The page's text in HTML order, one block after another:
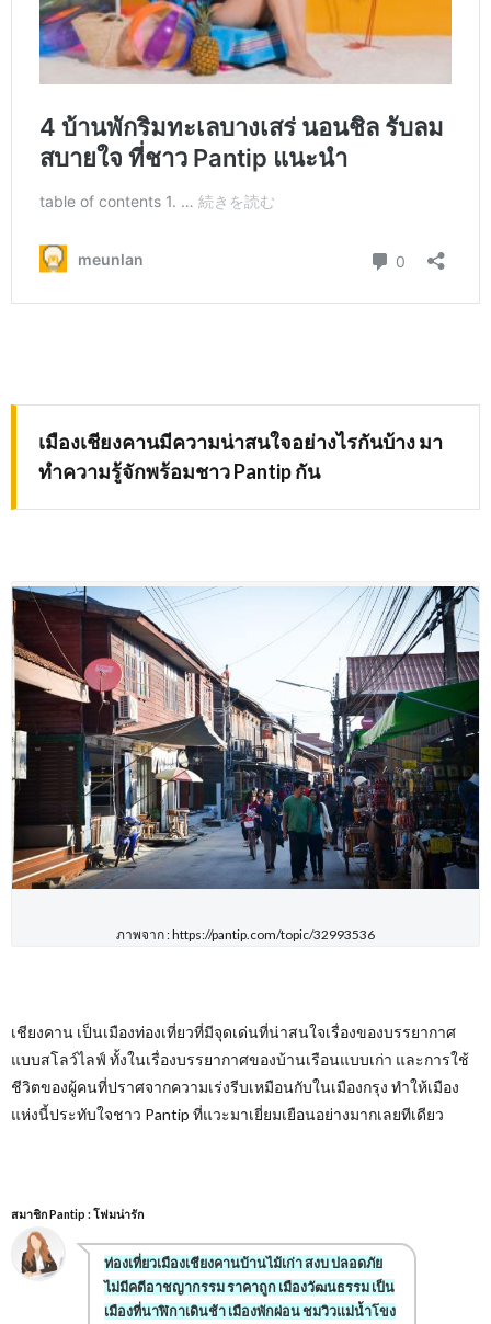
เมืองเชียงคานมีความน่าสนใจอย่างไรกันบ้าง มา
ทำความรู้จักพร้อมชาวPantipกัน
ภาพจาก : https://pantip.com/topic/32993536
เชียงคาน เป็นเมืองท่องเที่ยวที่มีจุดเด่นที่น่าสนใจเรื่องของบรรยากาศ
แบบสโลว์ไลฟ์ ทั้งในเรื่องบรรยากาศของบ้านเรือนแบบเก่า และการใช้
ชีวิตของผู้คนที่ปราศจากความเร่งรีบเหมือนกับในเมืองกรุง ทำให้เมือง
แห่งนี้ประทับใจชาว Pantip ที่แวะมาเยี่ยมเยือนอย่างมากเลยทีเดียว
สมาชิก Pantip : โฟมน่ารัก
ท่องเที่ยวเมืองเชียงคานบ้านไม้เก่า สงบ ปลอดภัย
ไม่มีคดีอาชญากรรม ราคาถูก เมืองวัฒนธรรม เป็น
เมืองที่นาฬิกาเดินช้า เมืองพักผ่อน ชมวิวแม่น้ำโขง